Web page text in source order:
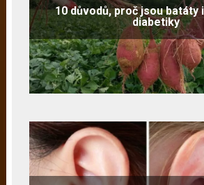
10 důvodů, proč jsou batáty
diabetiky